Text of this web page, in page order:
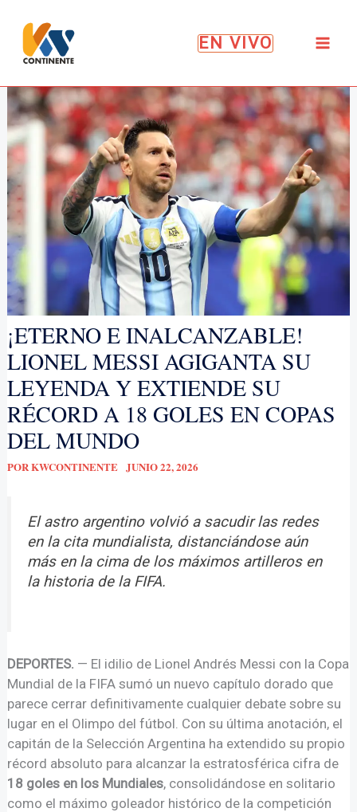
contenido
EN VIVO
¡ETERNO E INALCANZABLE!
LIONEL MESSI AGIGANTA SU
LEYENDA Y EXTIENDE SU
RÉCORD A 18 GOLES EN COPAS
DEL MUNDO
PORKWCONTINENTE JUNIO 22, 2026
El astro argentino volvió a sacudir las redes
en la cita mundialista, distanciándose aún
más en la cima de los máximos artilleros en
la historia de la FIFA.
DEPORTES. — El idilio de Lionel Andrés Messi con la Copa
Mundial de la FIFA sumó un nuevo capítulo dorado que
parece cerrar definitivamente cualquier debate sobre su
lugar en el Olimpo del fútbol. Con su última anotación, el
capitán de la Selección Argentina ha extendido su propio
récord absoluto para alcanzar la estratosférica cifra de
18 goles en los Mundiales, consolidándose en solitario
como el máximo goleador histórico de la competición